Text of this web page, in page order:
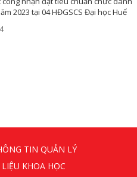
sư, phó giáo sư năm 2023 tại 04 HĐGSCS Đại học Huế
TIN QUẢN LÝ
KHOA HỌC